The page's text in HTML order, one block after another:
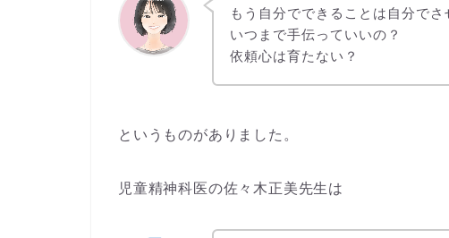
もう自分でできることは自分でさ
いつまで手伝っていいの？
依頼心は育たない？
というものがありました。
児童精神科医の佐々木正美先生は